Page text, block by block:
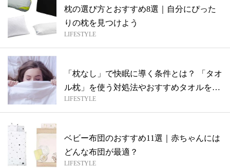
枕の選び方とおすすめ8選｜自分にぴった
りの枕を見つけよう
LIFESTYLE
「枕なし」で快眠に導く条件とは？ 「タオ
ル枕」を使う対処法やおすすめタオルを紹
介
LIFESTYLE
ベビー布団のおすすめ11選｜赤ちゃんには
どんな布団が最適？
LIFESTYLE